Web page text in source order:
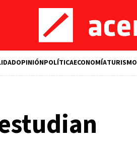
OPINIÓNPOLÍTICAECONOMÍATURISMO